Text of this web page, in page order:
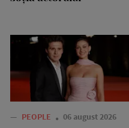
— PEOPLE 06 august 2026